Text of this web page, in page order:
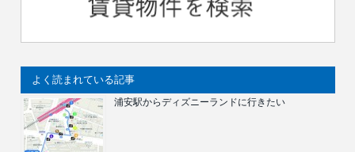
よく読まれている記事
浦安駅からディズニーランドに行きたい